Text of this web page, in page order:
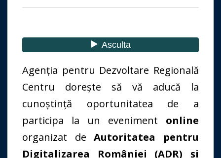
Agenția pentru Dezvoltare Regională
Centru dorește să vă aducă la
cunoștință oportunitatea de a
participa la un eveniment online
organizat deAutoritatea pentru
Digitalizarea României (ADR) și